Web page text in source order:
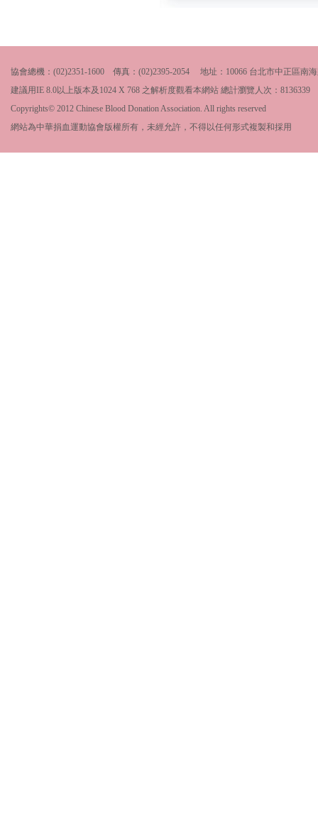
協會總機：(02)2351-1600 傳真：(02)2395-2054 地址：10066 台北市中正區南
建議用IE 8.0以上版本及1024 X 768 之解析度觀看本網站 總計瀏覽人次： 8136339
Copyrights© 2012 Chinese Blood Donation Association. All rights reserved
網站為中華捐血運動協會版權所有，未經允許，不得以任何形式複製和採用